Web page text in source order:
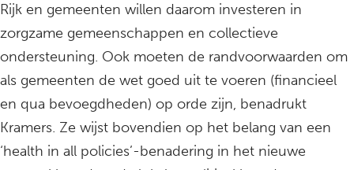
Rijk en gemeenten willen daarom investeren in
zorgzame gemeenschappen en collectieve
ondersteuning. Ook moeten de randvoorwaarden om
als gemeenten de wet goed uit te voeren (financieel
en qua bevoegdheden) op orde zijn, benadrukt
Kramers. Ze wijst bovendien op het belang van een
‘health in all policies’-benadering in het nieuwe